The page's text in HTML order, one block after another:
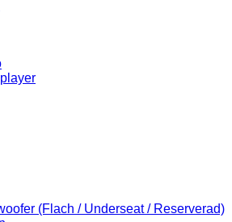
(Flach / Underseat / Reserverad)